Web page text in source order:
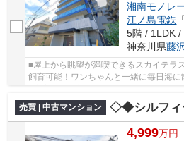
湘南モノレ
江ノ島電鉄
5階 / 1LDK /
神奈川県藤
■屋上から眺望が満喫できるスカイテラ
飼育可能！ワンちゃんと一緒に毎日海
売買 | 中古マンション
◇◆シルフ
4,999万円